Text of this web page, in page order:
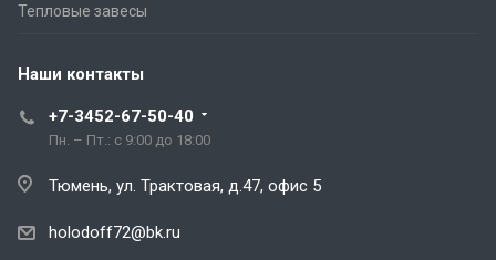
Тепловые завесы
Наши контакты
+7-3452-67-50-40
Пн. – Пт.: с 9:00 до 18:00
Тюмень, ул. Трактовая, д.47, офис 5
holodoff72@bk.ru